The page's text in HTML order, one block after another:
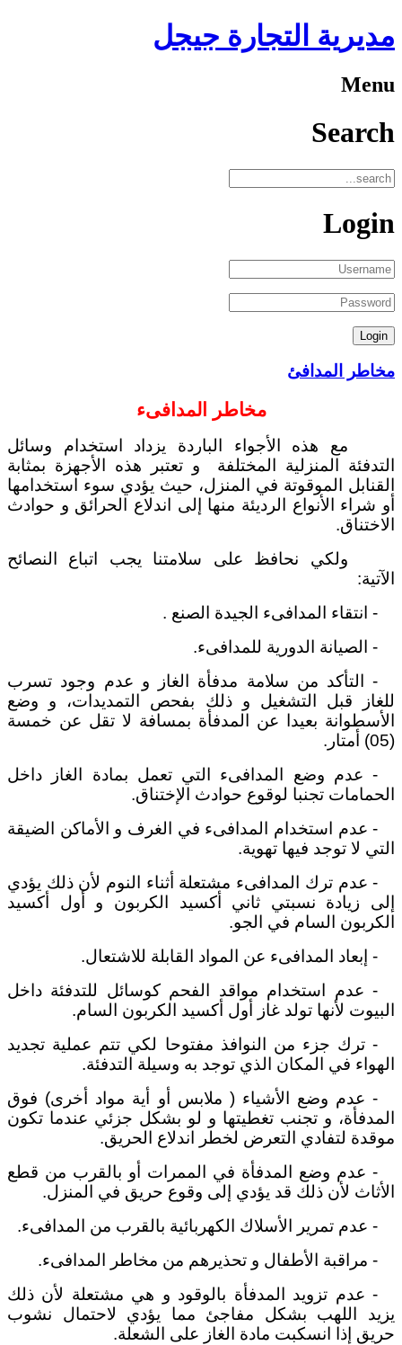
مديرية التجارة جيجل
Menu
Search
Login
مخاطر المدافئ
مخاطر المدافىء
مع هذه الأجواء الباردة يزداد استخدام وسائل
التدفئة المنزلية المختلفة و تعتبر هذه الأجهزة بمثابة
القنابل الموقوتة في المنزل، حيث يؤدي سوء استخدامها
أو شراء الأنواع الرديئة منها إلى اندلاع الحرائق و حوادث
الاختناق.
ولكي نحافظ على سلامتنا يجب اتباع النصائح
الآتية:
- انتقاء المدافىء الجيدة الصنع .
- الصيانة الدورية للمدافىء.
- التأكد من سلامة مدفأة الغاز و عدم وجود تسرب
للغاز قبل التشغيل و ذلك بفحص التمديدات، و وضع
الأسطوانة بعيدا عن المدفأة بمسافة لا تقل عن خمسة
(05) أمتار.
- عدم وضع المدافىء التي تعمل بمادة الغاز داخل
الحمامات تجنبا لوقوع حوادث الإختناق.
- عدم استخدام المدافىء في الغرف و الأماكن الضيقة
التي لا توجد فيها تهوية.
- عدم ترك المدافىء مشتعلة أثناء النوم لأن ذلك يؤدي
إلى زيادة نسبتي ثاني أكسيد الكربون و أول أكسيد
الكربون السام في الجو.
- إبعاد المدافىء عن المواد القابلة للاشتعال.
- عدم استخدام مواقد الفحم كوسائل للتدفئة داخل
البيوت لأنها تولد غاز أول أكسيد الكربون السام.
- ترك جزء من النوافذ مفتوحا لكي تتم عملية تجديد
الهواء في المكان الذي توجد به وسيلة التدفئة.
- عدم وضع الأشياء ( ملابس أو أية مواد أخرى) فوق
المدفأة، و تجنب تغطيتها و لو بشكل جزئي عندما تكون
موقدة لتفادي التعرض لخطر اندلاع الحريق.
- عدم وضع المدفأة في الممرات أو بالقرب من قطع
الأثاث لأن ذلك قد يؤدي إلى وقوع حريق في المنزل.
- عدم تمرير الأسلاك الكهربائية بالقرب من المدافىء.
- مراقبة الأطفال و تحذيرهم من مخاطر المدافىء.
- عدم تزويد المدفأة بالوقود و هي مشتعلة لأن ذلك
يزيد اللهب بشكل مفاجئ مما يؤدي لاحتمال نشوب
حريق إذا انسكبت مادة الغاز على الشعلة.